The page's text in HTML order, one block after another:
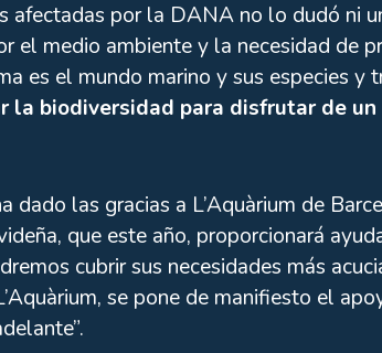
afectadas por la DANA no lo dudó ni
el medio ambiente y la necesidad de
es el mundo marino y sus especies y
la biodiversidad para disfrutar de
dado las gracias a L’Aquàrium de
que este año, proporcionará
cubrir sus necesidades más
se pone de manifiesto el